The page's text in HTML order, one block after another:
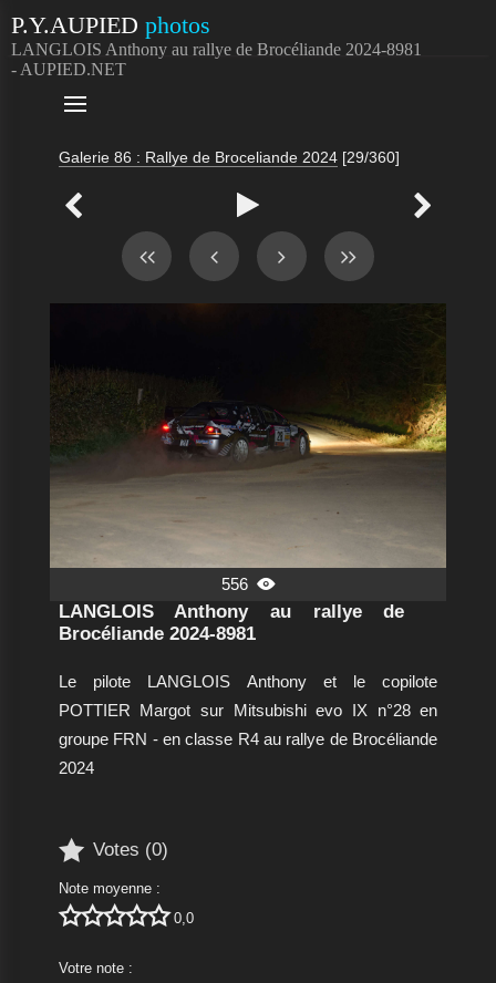
P.Y.AUPIED photos
LANGLOIS Anthony au rallye de Brocéliande 2024-8981
- AUPIED.NET

Galerie 86 : Rallye de Broceliande 2024 [29/360]
  
556 
LANGLOIS Anthony au rallye de
Brocéliande 2024-8981
Le pilote LANGLOIS Anthony et le copilote
POTTIER Margot sur Mitsubishi evo IX n°28 en
groupe FRN - en classe R4 au rallye de Brocéliande
2024
 Votes (0)
Note moyenne :
 0,0
Votre note :